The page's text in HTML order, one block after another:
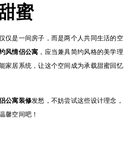
蜜
仅是一间房子，而是两个人共同生活的空
风情侣公寓 ，应当兼具简约风格的美学理
家居系统，让这个空间成为承载甜蜜回忆
公寓装修发愁，不妨尝试这些设计理念，
馨空间吧！